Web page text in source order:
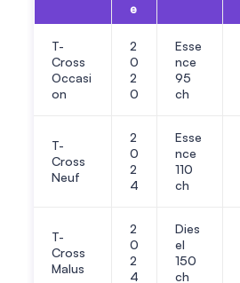
e
T-
Cross
Occasi
on
2
0
2
0
Esse
nce
95
ch
T-
Cross
Neuf
2
0
2
4
Esse
nce
110
ch
T-
Cross
Malus
2
0
2
4
Dies
el
150
ch